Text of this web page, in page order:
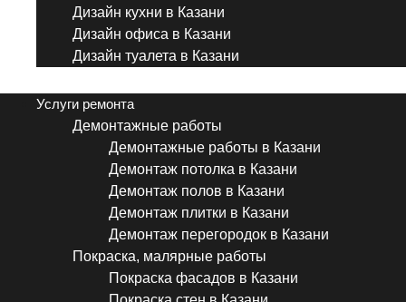
Дизайн кухни в Казани
Дизайн офиса в Казани
Дизайн туалета в Казани
Услуги ремонта
Демонтажные работы
Демонтажные работы в Казани
Демонтаж потолка в Казани
Демонтаж полов в Казани
Демонтаж плитки в Казани
Демонтаж перегородок в Казани
Покраска, малярные работы
Покраска фасадов в Казани